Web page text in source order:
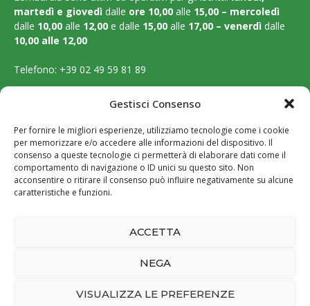
Gestisci Consenso
Per fornire le migliori esperienze, utilizziamo tecnologie come i cookie
per memorizzare e/o accedere alle informazioni del dispositivo. Il
consenso a queste tecnologie ci permetterà di elaborare dati come il
comportamento di navigazione o ID unici su questo sito. Non
acconsentire o ritirare il consenso può influire negativamente su alcune
caratteristiche e funzioni.
ACCETTA
NEGA
VISUALIZZA LE PREFERENZE
martedì e giovedì dalle ore 10,00 alle 15,00 – mercoledì
dalle 10,00 alle 12,00 e dalle 15,00 alle 17,00 – venerdì dalle
10,00 alle 12,00
Telefono: +39 02 49 59 81 89
segreteria@ordinebiologilombardia.it
LEGAL PAGES
Amministrazione trasparente